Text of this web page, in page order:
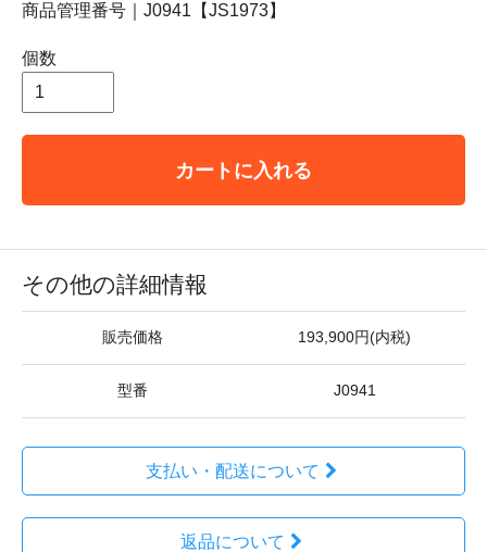
商品管理番号｜J0941【JS1973】
個数
カートに入れる
その他の詳細情報
販売価格 193,900円(内税)
型番 J0941
支払い・配送について
返品について